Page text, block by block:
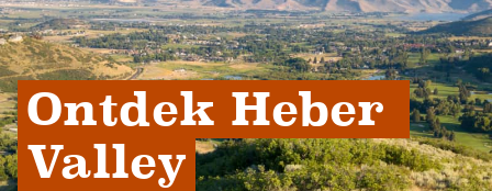
Ontdek Heber
Valley